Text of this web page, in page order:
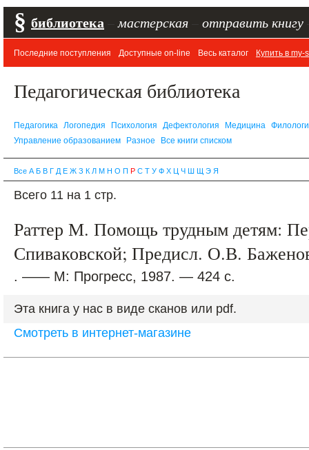
§ библиотека мастерская отправить книгу
Последние поступления Доступные on-line Весь каталог Купить в my-
Педагогическая библиотека
Педагогика Логопедия Психология Дефектология Медицина
Управление образованием
Разное Все книги списком
Все А Б В Г Д Е Ж З К Л М Н О П Р С Т У Ф Х Ц Ч Ш Щ Э Я
Всего 11 на 1 стр.
Раттер М. Помощь трудным детям:
Спиваковской; Предисл. О.В.
. —— М: Прогресс, 1987. — 424 с.
Эта книга у нас в виде сканов или pdf.
Смотреть в интернет-магазине